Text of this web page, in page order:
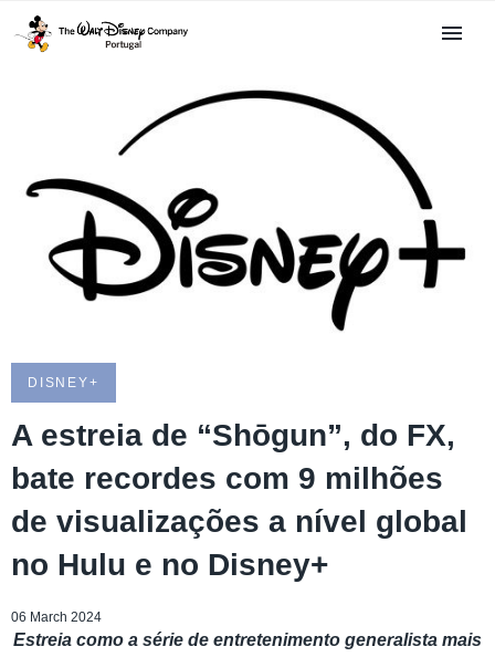
DISNEY+
A estreia de “Shōgun”, do FX,
bate recordes com 9 milhões
de visualizações a nível global
no Hulu e no Disney+
06 March 2024
Estreia como a série de entretenimento generalista mais